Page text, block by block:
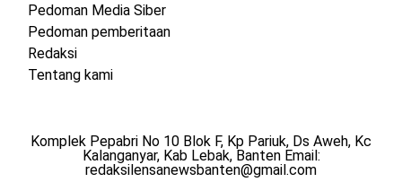
Pedoman Media Siber
Pedoman pemberitaan
Redaksi
Tentang kami
Komplek Pepabri No 10 Blok F, Kp Pariuk, Ds Aweh, Kc
Kalanganyar, Kab Lebak, Banten Email:
redaksilensanewsbanten@gmail.com